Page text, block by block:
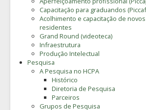
Capacitação para graduandos
Acolhimento e capacitação de
residentes
Grand Round (videoteca)
Infraestrutura
Produção Intelectual
Pesquisa
A Pesquisa no HCPA
Histórico
Diretoria de Pesquisa
Parceiros
Grupos de Pesquisa